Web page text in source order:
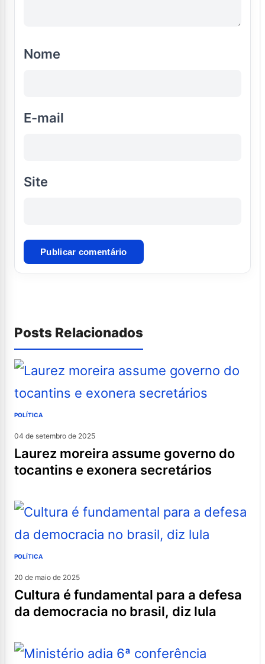
Nome
E-mail
Site
Posts Relacionados
POLÍTICA
04 de setembro de 2025
laurez moreira assume governo do
tocantins e exonera secretários
POLÍTICA
20 de maio de 2025
cultura é fundamental para a defesa
da democracia no brasil, diz lula